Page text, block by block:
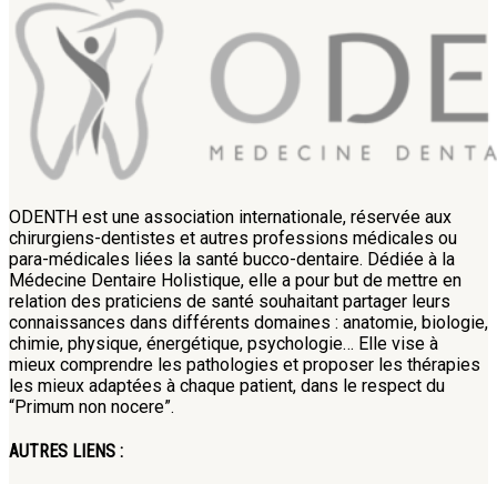
ODENTH est une association internationale, réservée aux
chirurgiens-dentistes et autres professions médicales ou
para-médicales liées la santé bucco-dentaire. Dédiée à la
Médecine Dentaire Holistique, elle a pour but de mettre en
relation des praticiens de santé souhaitant partager leurs
connaissances dans différents domaines : anatomie, biologie,
chimie, physique, énergétique, psychologie… Elle vise à
mieux comprendre les pathologies et proposer les thérapies
les mieux adaptées à chaque patient, dans le respect du
“Primum non nocere”.
AUTRES LIENS :